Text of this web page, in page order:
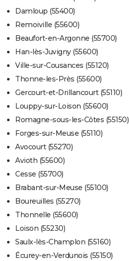
Damloup (55400)
Remoiville (55600)
Beaufort-en-Argonne (55700)
Han-lès-Juvigny (55600)
Ville-sur-Cousances (55120)
Thonne-les-Près (55600)
Gercourt-et-Drillancourt (55110)
Louppy-sur-Loison (55600)
Romagne-sous-les-Côtes (55150)
Forges-sur-Meuse (55110)
Avocourt (55270)
Avioth (55600)
Cesse (55700)
Brabant-sur-Meuse (55100)
Boureuilles (55270)
Thonnelle (55600)
Loison (55230)
Saulx-lès-Champlon (55160)
Écurey-en-Verdunois (55150)